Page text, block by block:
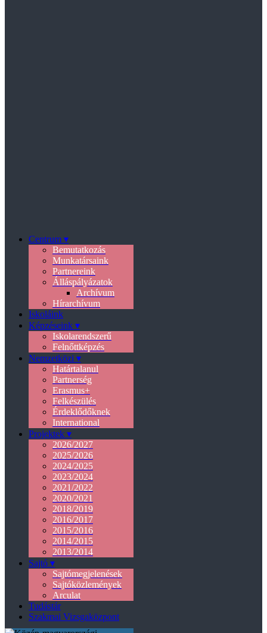
Centrum ▾
Bemutatkozás
Munkatársaink
Partnereink
Álláspályázatok
Archívum
Hírarchívum
Iskoláink
Képzéseink ▾
Iskolarendszerű
Felnőttképzés
Nemzetközi ▾
Határtalanul
Partnerség
Erasmus+
Felkészülés
Érdeklődőknek
International
Projektek ▾
2026/2027
2025/2026
2024/2025
2023/2024
2021/2022
2020/2021
2018/2019
2016/2017
2015/2016
2014/2015
2013/2014
Sajtó ▾
Sajtómegjelenések
Sajtóközlemények
Arculat
Tudástár
Szakmai Vizsgaközpont